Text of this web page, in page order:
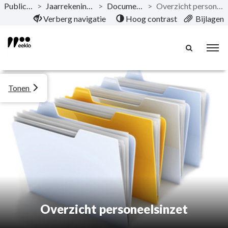
Naar hoofdinhoud
Publicaties > Jaarrekening 2023 > Documentatie >
Overzicht personeelsinzet
Verberg navigatie
Hoog contrast Bijlagen
Overzicht personeelsinzet
Tonen